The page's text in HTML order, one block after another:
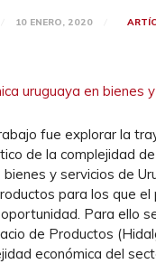
10 ENERO, 2020
uruguaya en bienes
fue explorar la
de la complejidad
y servicios de
para los que el
Para ello
de Productos
económica del